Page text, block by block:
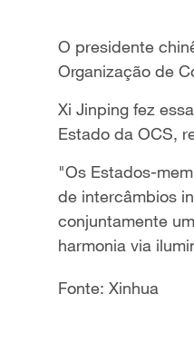
O presidente
Organização de
Xi Jinping fez
Estado da OCS,
"Os Estados-
de intercâmbios
conjuntamente
harmonia via
Fonte: Xinhua